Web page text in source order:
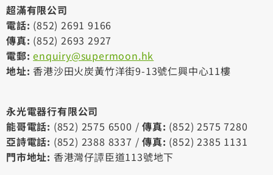
超滿有限公司
電話: (852) 2691 9166
傳真: (852) 2693 2927
電郵: enquiry@supermoon.hk
地址: 香港沙田火炭黃竹洋街9-13號仁興中心11樓
永光電器行有限公司
能哥電話: (852) 2575 6500 /傳真: (852) 2575 7280
亞詩電話: (852) 2388 8337 /傳真: (852) 2385 1131
門市地址: 香港灣仔譚臣道113號地下